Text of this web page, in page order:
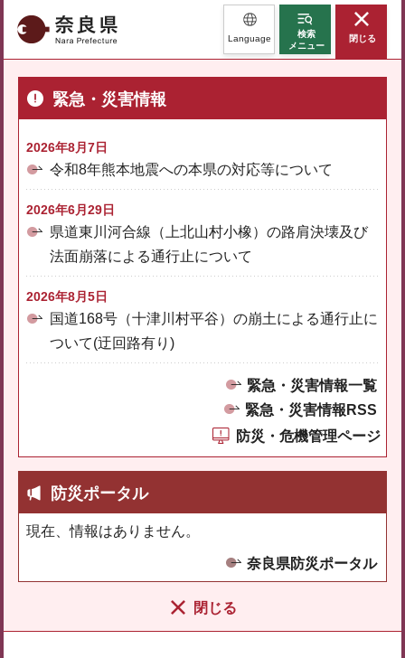
奈良県 Language
検索
メニュー
閉じる
緊急・災害情報
2026年8月7日
令和8年熊本地震への本県の対応等について
2026年6月29日
県道東川河合線（上北山村小橡）の路肩決壊及び
法面崩落による通行止について
2026年8月5日
国道168号（十津川村平谷）の崩土による通行止に
ついて(迂回路有り)
緊急・災害情報一覧
緊急・災害情報RSS
防災・危機管理ページ
防災ポータル
現在、情報はありません。
奈良県防災ポータル
閉じる